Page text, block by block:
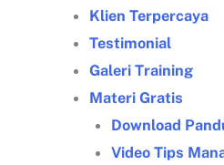
Klien Terpercaya
Testimonial
Galeri Training
Materi Gratis
Download
Video Tips